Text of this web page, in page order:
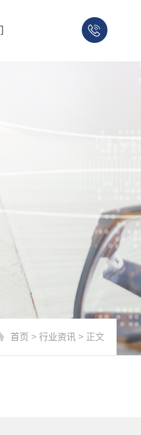
首页 > 行业资讯 > 正文